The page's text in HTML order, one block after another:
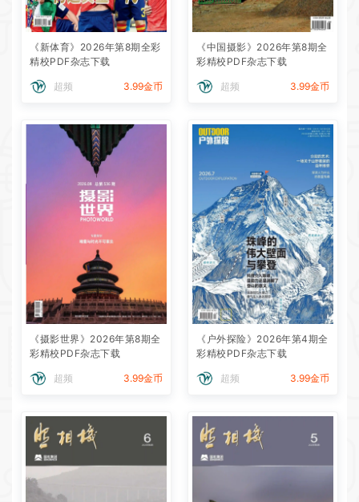
《新体育》2026年第8期全彩
精校PDF杂志下载
超频 3.99金币
《中国摄影》2026年第8期全
彩精校PDF杂志下载
超频 3.99金币
《摄影世界》2026年第8期全
彩精校PDF杂志下载
超频 3.99金币
《户外探险》2026年第4期全
彩精校PDF杂志下载
超频 3.99金币